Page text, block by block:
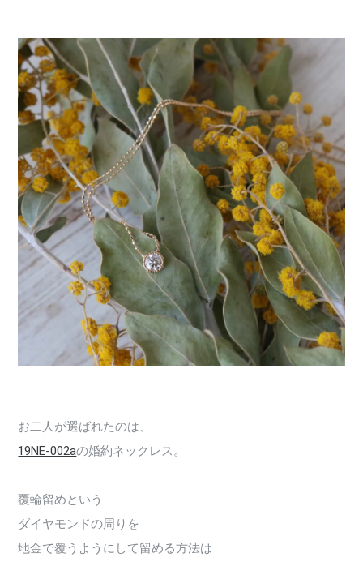
お二人が選ばれたのは、
19NE-002aの婚約ネックレス。
覆輪留めという
ダイヤモンドの周りを
地金で覆うようにして留める方法は